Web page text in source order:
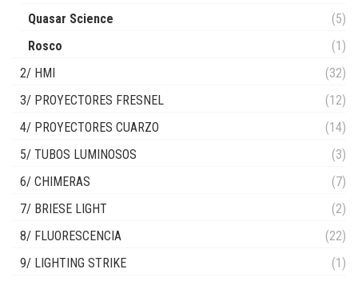
Quasar Science
(5)
Rosco
(1)
2/ HMI
(32)
3/ PROYECTORES FRESNEL
(12)
4/ PROYECTORES CUARZO
(14)
5/ TUBOS LUMINOSOS
(3)
6/ CHIMERAS
(7)
7/ BRIESE LIGHT
(2)
8/ FLUORESCENCIA
(22)
9/ LIGHTING STRIKE
(1)